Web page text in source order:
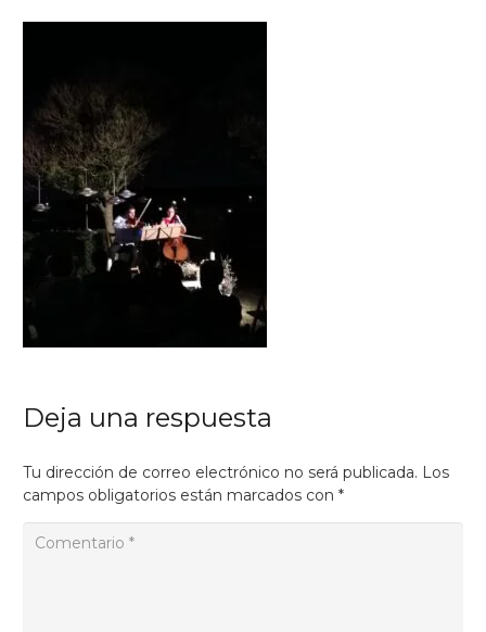
Deja una respuesta
Tu dirección de correo electrónico no será publicada. Los
campos obligatorios están marcados con *